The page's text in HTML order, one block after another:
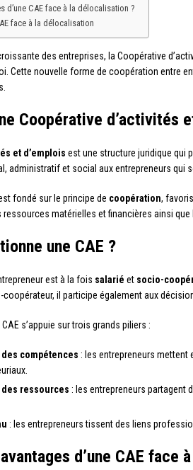
d’une CAE face à la délocalisation ?
face à la délocalisation
des entreprises, la Coopérative
Cette nouvelle forme de coopération entre
Coopérative d’activités
et d’emplois est une structure juridique qui
administratif et social aux entrepreneurs
fondé sur le principe de coopération,
ressources matérielles et financières ainsi
une CAE ?
est à la fois salarié et socio-
coopérateur, il participe également aux
s’appuie sur trois grands piliers :
compétences : les entrepreneurs
ressources : les entrepreneurs partagent
: les entrepreneurs tissent des liens
d’une CAE face